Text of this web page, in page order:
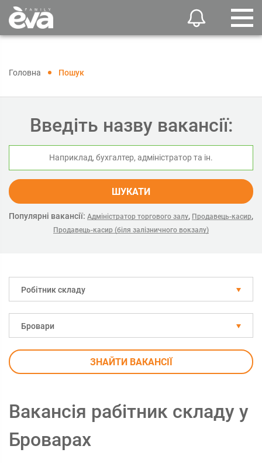
Головна Пошук
Введіть назву вакансії:
ШУКАТИ
Популярні вакансії: Адміністратор торгового залу, Продавець-касир,
Продавець-касир (біля залізничного вокзалу)
Робітник складу
Бровари
ЗНАЙТИ ВАКАНСІЇ
Вакансія рабітник складу у
Броварах